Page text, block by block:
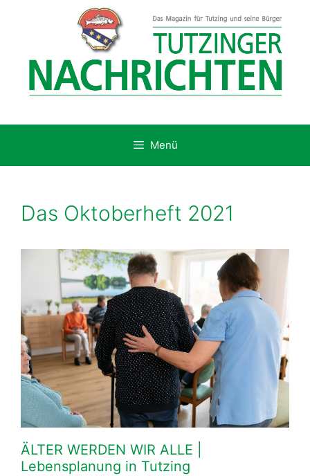
Menü
Das Oktoberheft 2021
ÄLTER WERDEN WIR ALLE |
Lebensplanung in Tutzing